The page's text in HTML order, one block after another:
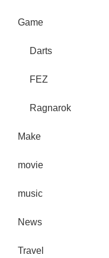
Game
Darts
FEZ
Ragnarok
Make
movie
music
News
Travel